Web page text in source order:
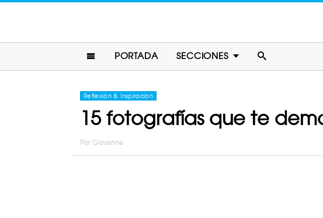
PORTADA SECCIONES
Reflexión & Inspiración
15 fotografías que te
Por Giovanna